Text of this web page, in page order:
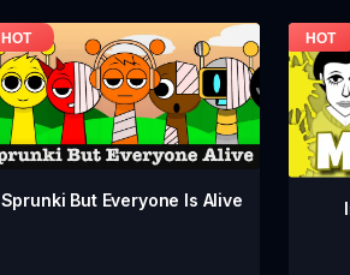
Sprunki But Everyone Is Alive